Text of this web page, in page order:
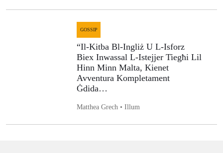
GOSSIP
“Il-Kitba Bl-Ingliż U L-Isforz
Biex Inwassal L-Istejjer Tiegħi Lil
Hinn Minn Malta, Kienet
Avventura Kompletament
Ġdida…
Matthea Grech • Illum